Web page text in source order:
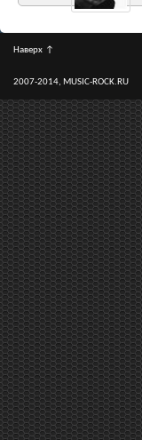
Наверх ↑
2007-2014, MUSIC-ROCK.RU